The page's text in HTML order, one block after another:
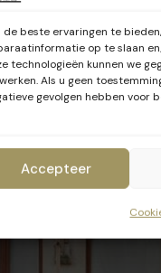
de beste ervaringen te
op te slaan
technologieën kunnen we
Als u geen
gevolgen hebben voor
Accepteer